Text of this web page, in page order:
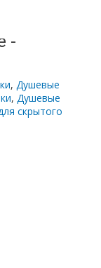
-
, Душевые
, Душевые
скрытого